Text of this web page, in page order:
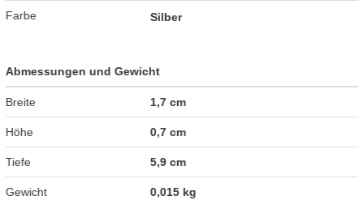
Farbe Silber
Abmessungen und Gewicht
Breite 1,7 cm
Höhe 0,7 cm
Tiefe 5,9 cm
Gewicht 0,015 kg